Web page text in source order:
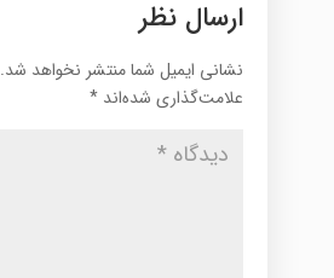
ارسال نظر
نشانی ایمیل شما منتشر نخواهد شد.
علامت‌گذاری شده‌اند *